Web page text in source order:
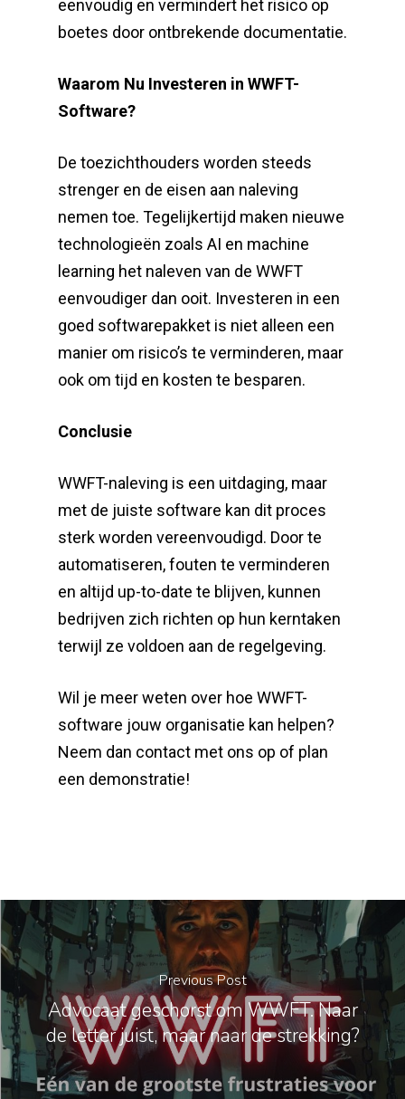
eenvoudig en vermindert het risico op
boetes door ontbrekende documentatie.
Waarom Nu Investeren in WWFT-
Software?
De toezichthouders worden steeds
strenger en de eisen aan naleving
nemen toe. Tegelijkertijd maken nieuwe
technologieën zoals AI en machine
learning het naleven van de WWFT
eenvoudiger dan ooit. Investeren in een
goed softwarepakket is niet alleen een
manier om risico’s te verminderen, maar
ook om tijd en kosten te besparen.
Conclusie
WWFT-naleving is een uitdaging, maar
met de juiste software kan dit proces
sterk worden vereenvoudigd. Door te
automatiseren, fouten te verminderen
en altijd up-to-date te blijven, kunnen
bedrijven zich richten op hun kerntaken
terwijl ze voldoen aan de regelgeving.
Wil je meer weten over hoe WWFT-
software jouw organisatie kan helpen?
Neem dan contact met ons op of plan
een demonstratie!
Previous Post
Advocaat geschorst om WWFT. Naar
de letter juist, maar naar de strekking?